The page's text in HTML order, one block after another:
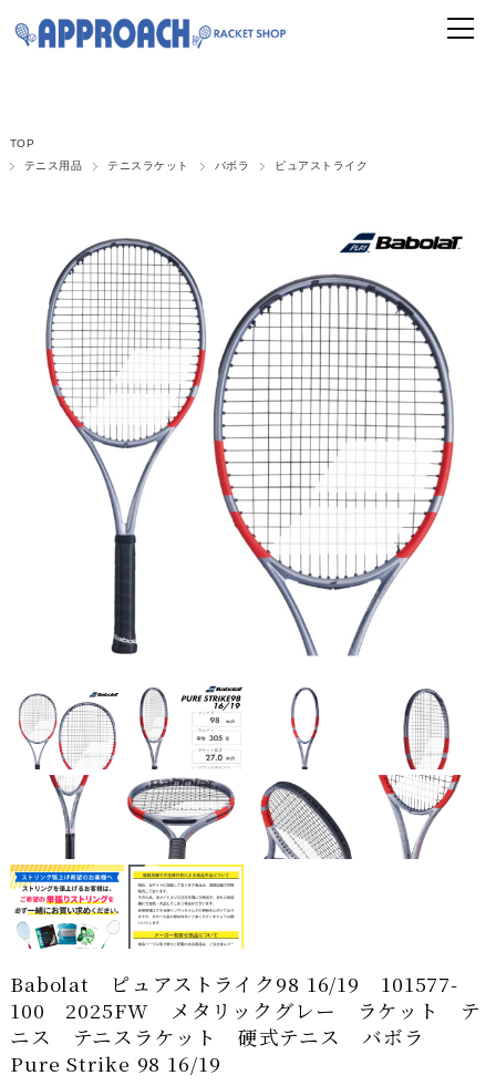
TOP
テニス用品
テニスラケット バボラ ピュアストライク
Babolat ピュアストライク98 16/19 101577-
100 2025FW メタリックグレー ラケット テ
ニス テニスラケット 硬式テニス バボラ
Pure Strike 98 16/19